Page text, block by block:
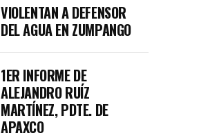
VIOLENTAN A DEFENSOR
DEL AGUA EN ZUMPANGO
1ER INFORME DE
ALEJANDRO RUÍZ
MARTÍNEZ, PDTE. DE
APAXCO